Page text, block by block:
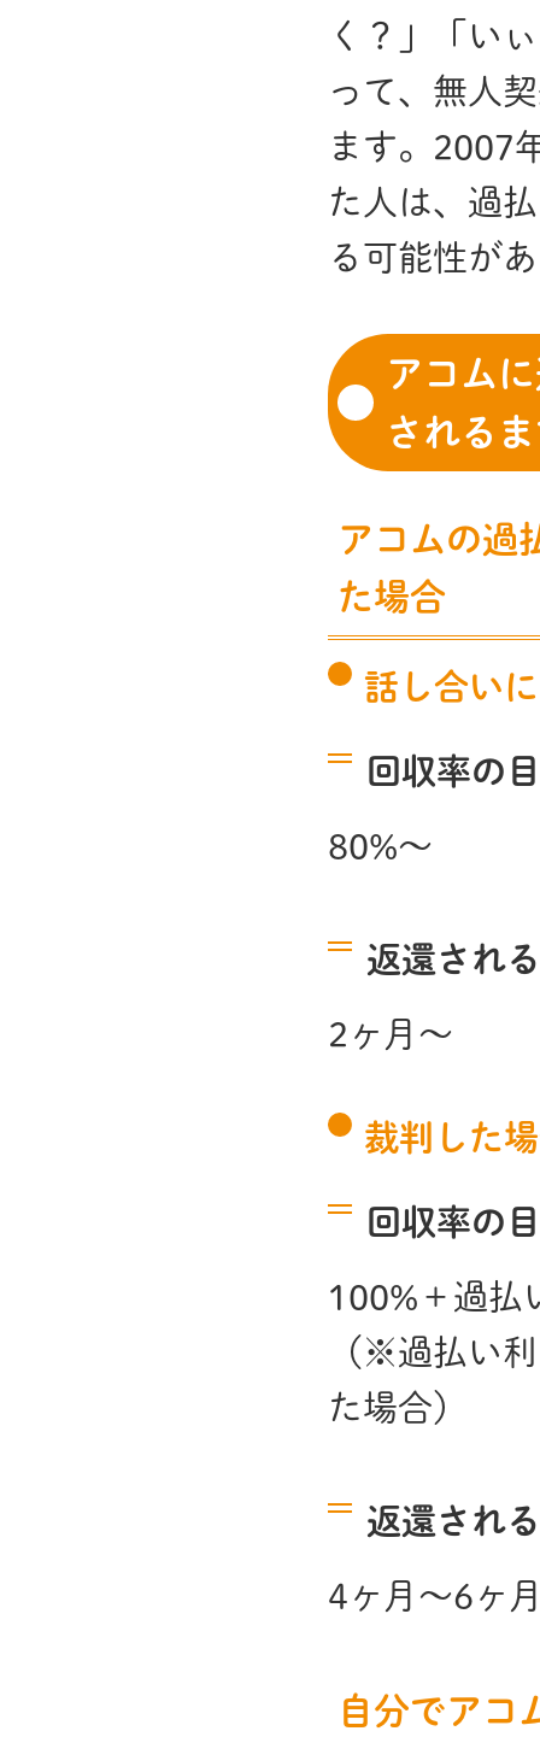
く？」「い
って、無人
ます。2007
た人は、過
る可能性が
アコム
される
アコムの過
た場合
話し合い
回収率の
80%～
返還され
2ヶ月～
裁判した
回収率の
100%＋過払
（※過払い
た場合）
返還され
4ヶ月～6ヶ
自分でアコ